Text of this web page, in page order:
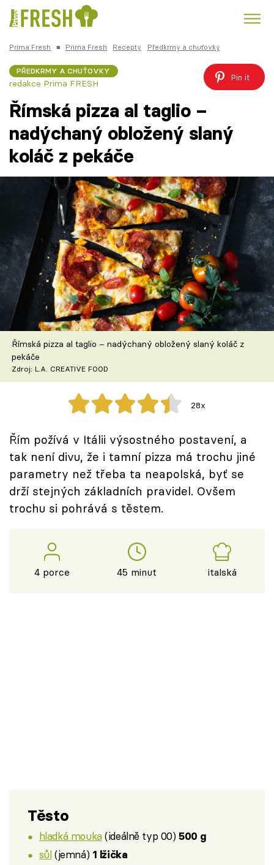
Česká kuchyně Čokoláda
Témata
Recepty
Články
TV Program
Škola vaření
Recepty z TV
Speciál: Cuketa
Těhotnej kuchař
Sledujte prima+
Přihlášení
Sledujte nás
Prima Fresh ■ Prima Fresh Recepty Předkrmy a chuťovky
PŘEDKRMY A CHUŤOVKY
redakce Prima FRESH
Pin it
Římská pizza al taglio –
nadýchaný obložený slaný
koláč z pekáče
Římská pizza al taglio – nadýchaný obložený slaný koláč z
pekáče
Zdroj: L.A. CREATIVE FOOD
28x
Řím požívá v Itálii výsostného postavení, a
tak není divu, že i tamní pizza má trochu jiné
parametry než třeba ta neapolská, byť se
drží stejných základních pravidel. Ovšem
trochu si pohrává s těstem.
4 porce 45 minut italská
Těsto
hladká mouka(ideálně typ 00)500 g
sůl(jemná) 1 lžička